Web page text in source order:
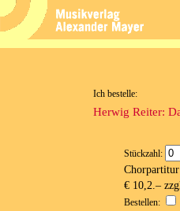
Ich bestelle:
Herwig Reiter:
Stückzahl:
€ 10,2.–
Bestellen: